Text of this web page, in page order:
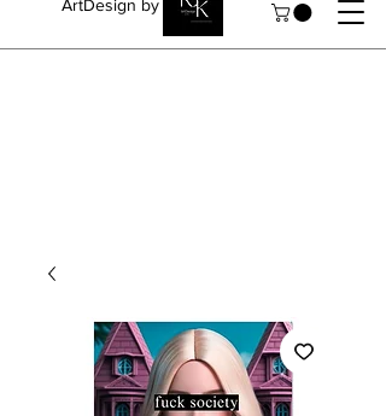
ArtDesign by KBK